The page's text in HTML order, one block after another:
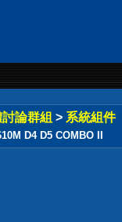
論群組 > 系統組件
D4 D5 COMBO II